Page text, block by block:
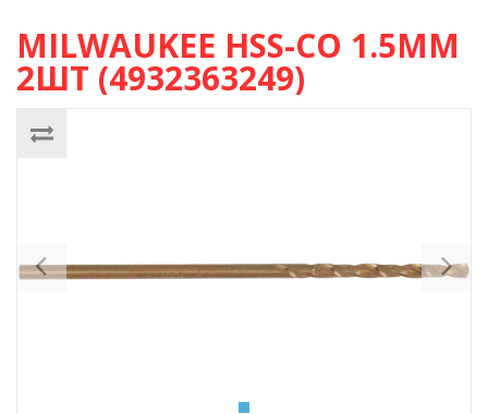
MILWAUKEE HSS-CO 1.5ММ
2ШТ (4932363249)